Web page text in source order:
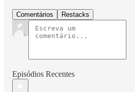
Comentários Restacks
Episódios Recentes